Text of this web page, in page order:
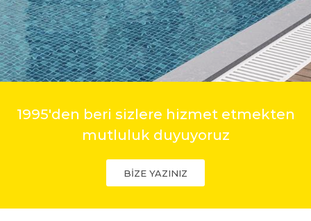
1995'den beri sizlere hizmet etmekten
mutluluk duyuyoruz
BİZE YAZINIZ